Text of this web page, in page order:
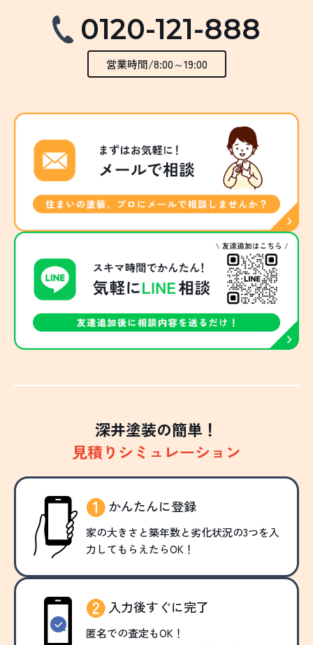
0120-121-888
営業時間/8:00～19:00
深井塗装の簡単！
見積りシミュレーション
かんたんに登録
家の大きさと築年数と劣化状況の3つを入
力してもらえたらOK！
入力後すぐに完了
匿名での査定もOK！